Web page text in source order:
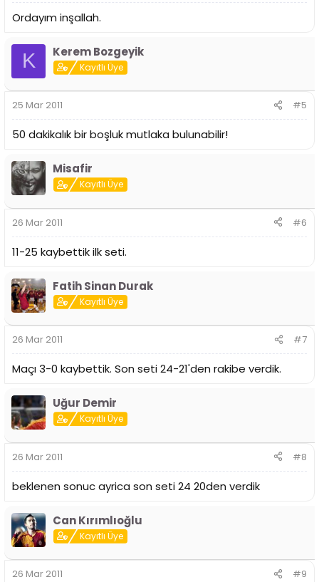
Ordayım inşallah.
K Kerem Bozgeyik
Kayıtlı Üye
25 Mar 2011 #5
50 dakikalık bir boşluk mutlaka bulunabilir!
Misafir
Kayıtlı Üye
26 Mar 2011 #6
11-25 kaybettik ilk seti.
Fatih Sinan Durak
Kayıtlı Üye
26 Mar 2011 #7
Maçı 3-0 kaybettik. Son seti 24-21'den rakibe verdik.
Uğur Demir
Kayıtlı Üye
26 Mar 2011 #8
beklenen sonuc ayrica son seti 24 20den verdik
Can Kırımlıoğlu
Kayıtlı Üye
26 Mar 2011 #9